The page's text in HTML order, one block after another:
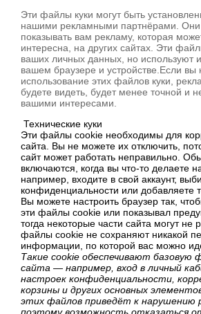
Эти файлы куки могут быть
нашими рекламными партнёрами.
показывать вам рекламу, которая
интересна, на других сайтах. Эти
ваших личных данных, но
вашем браузере и устройстве.Если вы
использование этих файлов куки,
будете видеть, будет менее точной и
вашими интересами.
Технические куки
Эти файлы cookie необходимы для
сайта. Вы не можете их отключить,
сайт может работать неправильно.
включаются, когда вы что-то делаете
например, входите в свой аккаунт,
конфиденциальности или добавляете
Вы можете настроить браузер так,
эти файлы cookie или показывал
тогда некоторые части сайта могут не
файлы cookie не сохраняют никакой
информации, по которой вас можно
Такие cookie обеспечивают базовую
сайта — например, вход в личный
настроек конфиденциальности,
корзины и других основных
этих файлов приведёт к нарушению